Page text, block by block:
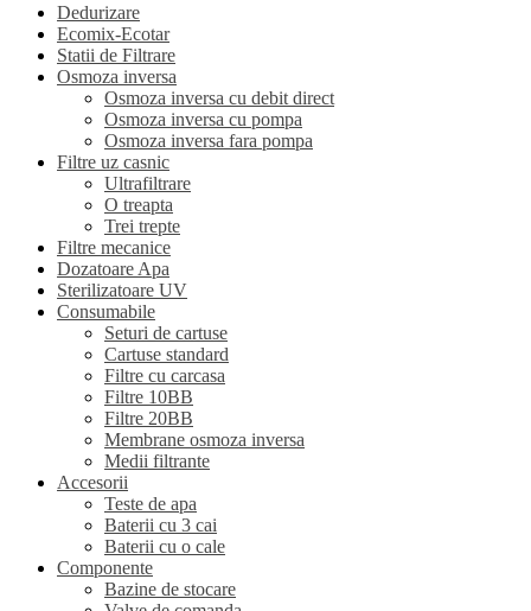
Dedurizare
Ecomix-Ecotar
Statii de Filtrare
Osmoza inversa
Osmoza inversa cu debit direct
Osmoza inversa cu pompa
Osmoza inversa fara pompa
Filtre uz casnic
Ultrafiltrare
O treapta
Trei trepte
Filtre mecanice
Dozatoare Apa
Sterilizatoare UV
Consumabile
Seturi de cartuse
Cartuse standard
Filtre cu carcasa
Filtre 10BB
Filtre 20BB
Membrane osmoza inversa
Medii filtrante
Accesorii
Teste de apa
Baterii cu 3 cai
Baterii cu o cale
Componente
Bazine de stocare